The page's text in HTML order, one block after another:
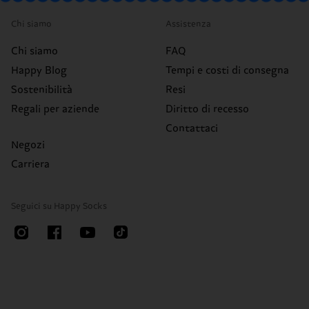
Chi siamo
Chi siamo
Happy Blog
Sostenibilità
Regali per aziende
Negozi
Carriera
Assistenza
FAQ
Tempi e costi di consegna
Resi
Diritto di recesso
Contattaci
Seguici su Happy Socks